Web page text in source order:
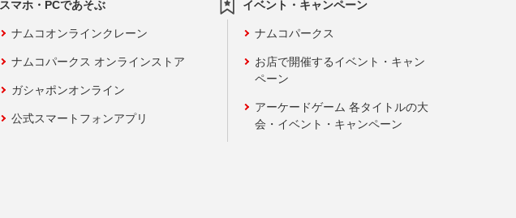
スマホ・PCであそぶ
ナムコオンラインクレーン
ナムコパークス オンラインストア
ガシャポンオンライン
公式スマートフォンアプリ
イベント・キャンペーン
ナムコパークス
お店で開催するイベント・キャン
ペーン
アーケードゲーム 各タイトルの大
会・イベント・キャンペーン